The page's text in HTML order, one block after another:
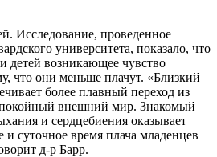
Исследование, проведенное
университета, показало, что
детей возникающее чувство
что они меньше плачут. «Близкий
более плавный переход из
внешний мир. Знакомый
и сердцебиения оказывает
суточное время плача младенцев
д-р Барр.